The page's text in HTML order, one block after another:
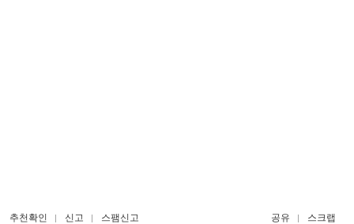
추천확인 신고 스팸신고 공유 스크랩